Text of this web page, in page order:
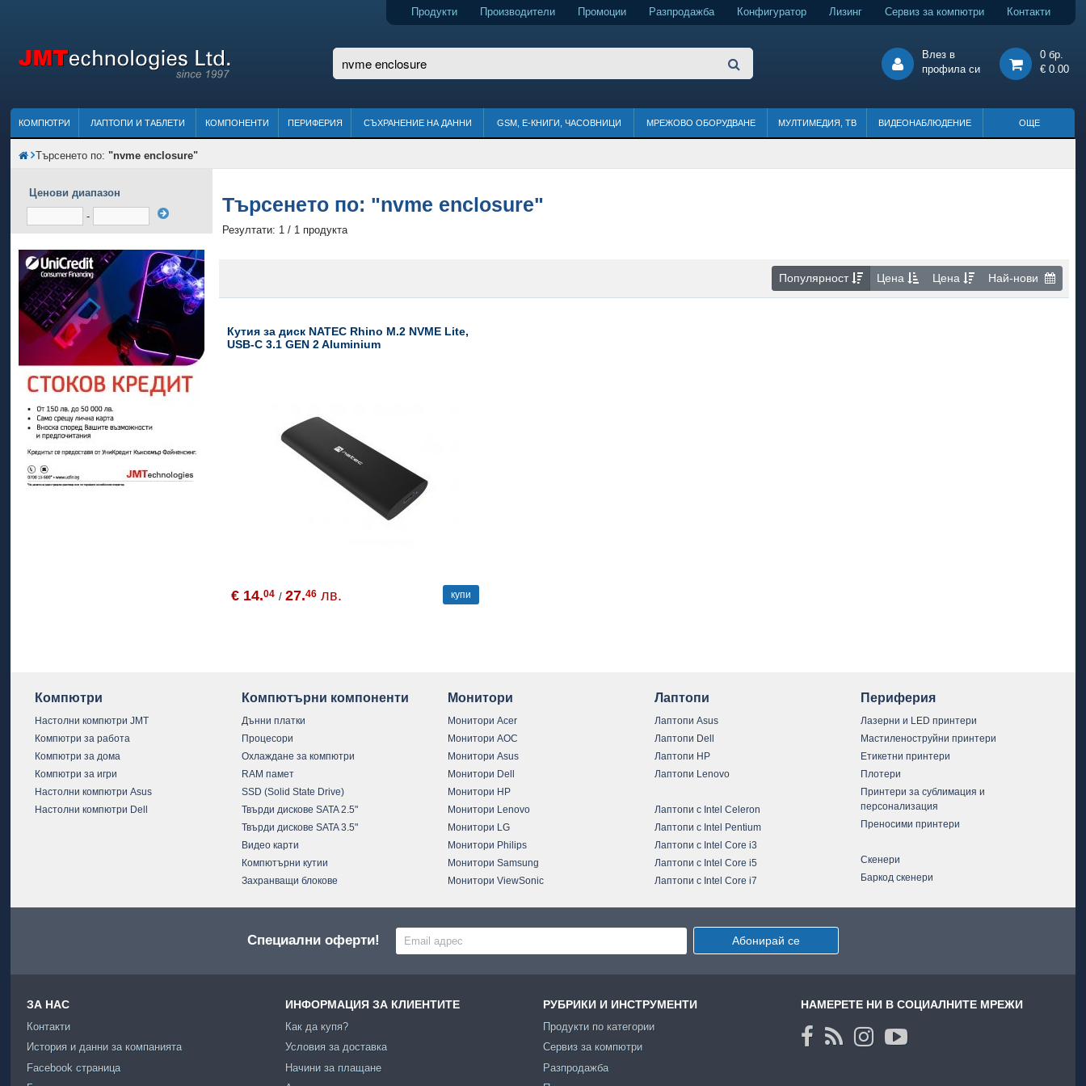
Продукти Производители Промоции Разпродажба Конфигуратор Лизинг Сервиз за компютри Контакти
Влез в
профила си
0 бр.
€ 0.00
КОМПЮТРИ ЛАПТОПИ И ТАБЛЕТИ КОМПОНЕНТИ ПЕРИФЕРИЯ СЪХРАНЕНИЕ НА ДАННИ GSM, Е-КНИГИ, ЧАСОВНИЦИ МРЕЖОВО ОБОРУДВАНЕ МУЛТИМЕДИЯ, ТВ ВИДЕОНАБЛЮДЕНИЕ ОЩЕ
Търсенето по: "nvme enclosure"
Ценови диапазон
-
Търсенето по: "nvme enclosure"
Резултати: 1 / 1 продукта
Популярност Цена Цена Най-нови
Кутия за диск NATEC Rhino M.2 NVME Lite,
USB-C 3.1 GEN 2 Aluminium
€ 14.04 /27.46 лв. купи
Компютри
Настолни компютри JMT
Компютри за работа
Компютри за дома
Компютри за игри
Настолни компютри Asus
Настолни компютри Dell
Компютърни компоненти
Дънни платки
Процесори
Охлаждане за компютри
RAM памет
SSD (Solid State Drive)
Твърди дискове SATA 2.5"
Твърди дискове SATA 3.5"
Видео карти
Компютърни кутии
Захранващи блокове
Монитори
Монитори Acer
Монитори AOC
Монитори Asus
Монитори Dell
Монитори HP
Монитори Lenovo
Монитори LG
Монитори Philips
Монитори Samsung
Монитори ViewSonic
Лаптопи
Лаптопи Asus
Лаптопи Dell
Лаптопи HP
Лаптопи Lenovo
Лаптопи с Intel Celeron
Лаптопи с Intel Pentium
Лаптопи с Intel Core i3
Лаптопи с Intel Core i5
Лаптопи с Intel Core i7
Периферия
Лазерни и LED принтери
Мастиленоструйни принтери
Етикетни принтери
Плотери
Принтери за сублимация и
персонализация
Преносими принтери
Скенери
Баркод скенери
Специални оферти! Абонирай се
ЗА НАС
Контакти
История и данни за компанията
Facebook страница
ИНФОРМАЦИЯ ЗА КЛИЕНТИТЕ
Как да купя?
Условия за доставка
Начини за плащане
РУБРИКИ И ИНСТРУМЕНТИ
Продукти по категории
Сервиз за компютри
Разпродажба
НАМЕРЕТЕ НИ В СОЦИАЛНИТЕ МРЕЖИ